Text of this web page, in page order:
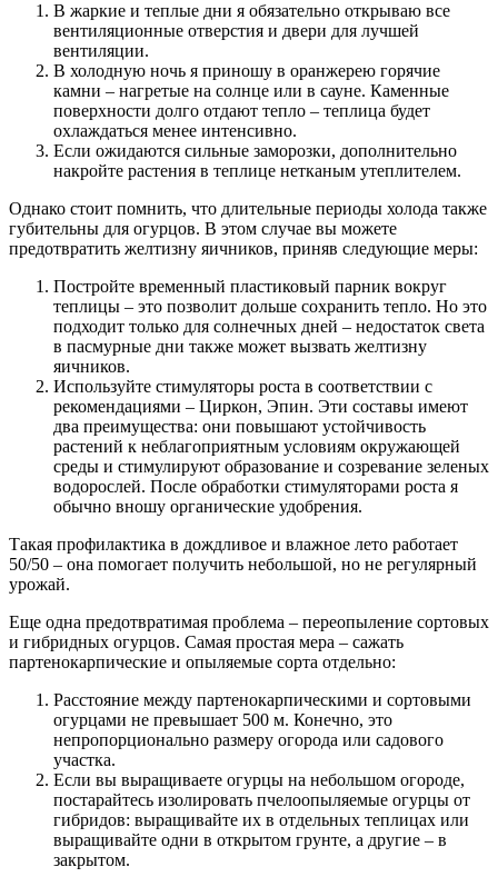
В жаркие и теплые дни я обязательно открываю все
вентиляционные отверстия и двери для лучшей
вентиляции.
В холодную ночь я приношу в оранжерею горячие
камни – нагретые на солнце или в сауне. Каменные
поверхности долго отдают тепло – теплица будет
охлаждаться менее интенсивно.
Если ожидаются сильные заморозки, дополнительно
накройте растения в теплице нетканым утеплителем.
Однако стоит помнить, что длительные периоды холода также
губительны для огурцов. В этом случае вы можете
предотвратить желтизну яичников, приняв следующие меры:
Постройте временный пластиковый парник вокруг
теплицы – это позволит дольше сохранить тепло. Но это
подходит только для солнечных дней – недостаток света
в пасмурные дни также может вызвать желтизну
яичников.
Используйте стимуляторы роста в соответствии с
рекомендациями – Циркон, Эпин. Эти составы имеют
два преимущества: они повышают устойчивость
растений к неблагоприятным условиям окружающей
среды и стимулируют образование и созревание зеленых
водорослей. После обработки стимуляторами роста я
обычно вношу органические удобрения.
Такая профилактика в дождливое и влажное лето работает
50/50 – она помогает получить небольшой, но не регулярный
урожай.
Еще одна предотвратимая проблема – переопыление сортовых
и гибридных огурцов. Самая простая мера – сажать
партенокарпические и опыляемые сорта отдельно:
Расстояние между партенокарпическими и сортовыми
огурцами не превышает 500 м. Конечно, это
непропорционально размеру огорода или садового
участка.
Если вы выращиваете огурцы на небольшом огороде,
постарайтесь изолировать пчелоопыляемые огурцы от
гибридов: выращивайте их в отдельных теплицах или
выращивайте одни в открытом грунте, а другие – в
закрытом.